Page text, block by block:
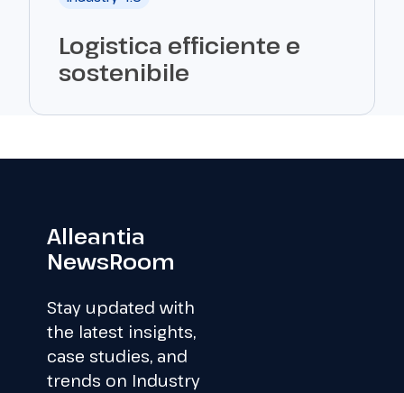
Logistica efficiente e
sostenibile
Alleantia
NewsRoom
Stay updated with
the latest insights,
case studies, and
trends on Industry